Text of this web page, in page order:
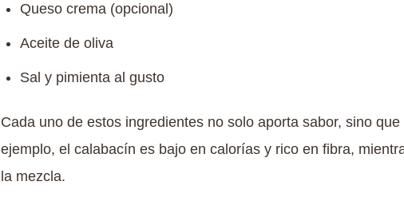
Queso crema (opcional)
Aceite de oliva
Sal y pimienta al gusto
Cada uno de estos ingredientes no solo aporta sabor, sino
ejemplo, el calabacín es bajo en calorías y rico en fibra,
la mezcla.